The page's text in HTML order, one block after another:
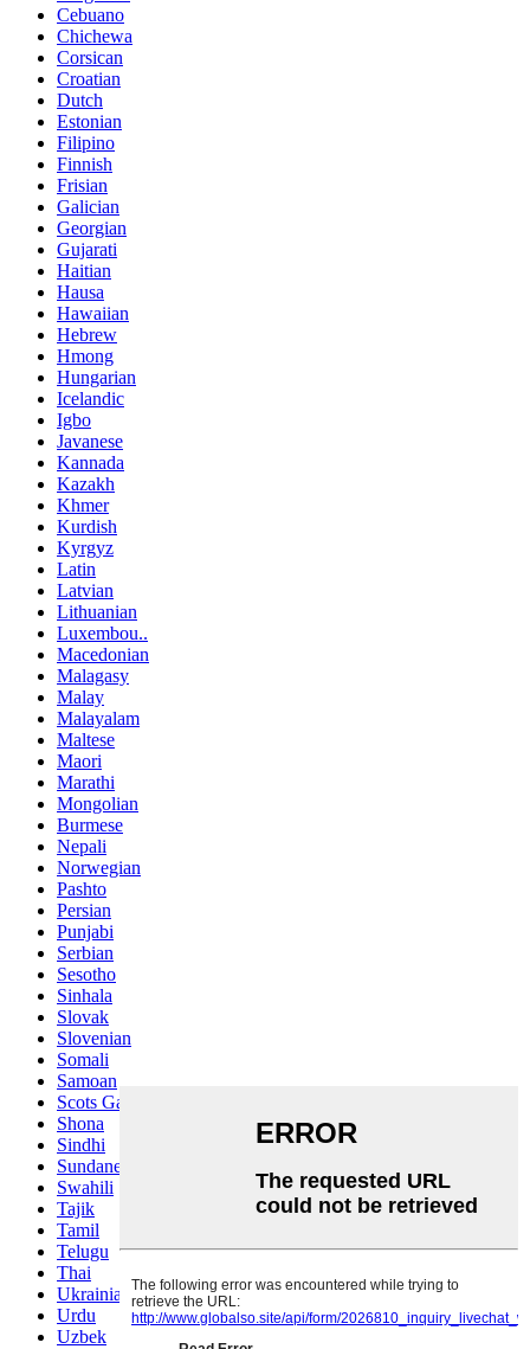
Cebuano
Chichewa
Corsican
Croatian
Dutch
Estonian
Filipino
Finnish
Frisian
Galician
Georgian
Gujarati
Haitian
Hausa
Hawaiian
Hebrew
Hmong
Hungarian
Icelandic
Igbo
Javanese
Kannada
Kazakh
Khmer
Kurdish
Kyrgyz
Latin
Latvian
Lithuanian
Luxembou..
Macedonian
Malagasy
Malay
Malayalam
Maltese
Maori
Marathi
Mongolian
Burmese
Nepali
Norwegian
Pashto
Persian
Punjabi
Serbian
Sesotho
Sinhala
Slovak
Slovenian
Somali
Samoan
Scots Gaelic
Shona
Sindhi
Sundanese
Swahili
Tajik
Tamil
Telugu
Thai
Ukrainian
Urdu
Uzbek